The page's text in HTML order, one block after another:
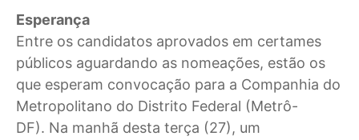
Esperança
Entre os candidatos aprovados em certames
públicos aguardando as nomeações, estão os
que esperam convocação para a Companhia do
Metropolitano do Distrito Federal (Metrô-
DF). Na manhã desta terça (27), um